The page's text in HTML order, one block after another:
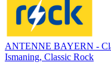
ANTENNE BAYERN -
Ismaning, Classic Rock